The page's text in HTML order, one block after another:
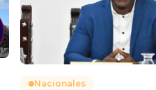
Nacionales